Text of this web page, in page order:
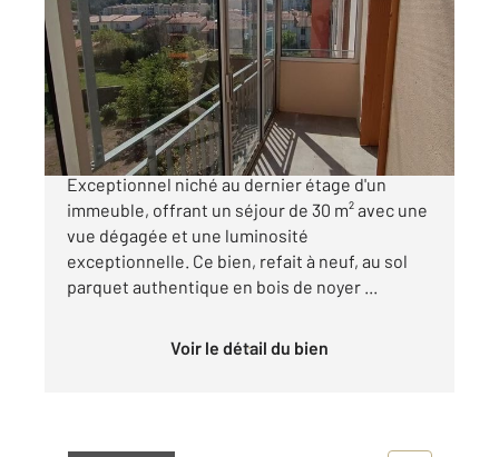
Ref : 10219
Appartement F4 à vendre
89 500 €
AMELIE LES BAINS - Un Appartement
Exceptionnel niché au dernier étage d'un
immeuble, offrant un séjour de 30 m² avec une
vue dégagée et une luminosité
exceptionnelle. Ce bien, refait à neuf, au sol
parquet authentique en bois de noyer ...
Voir le détail du bien